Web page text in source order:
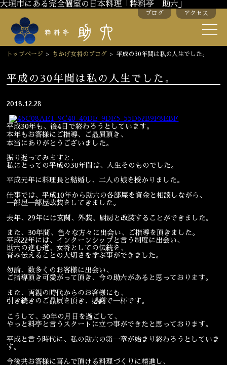
大垣市にある完全個室の日本料理「粋料亭 助六」
ブログ アクセス
トップページ > ちかげ女将のブログ > 平成の30年間は私の人生でした。
平成の30年間は私の人生でした。
2018.12.28
平成30年も、後4日で終わろうとしています。
本年もお客様にご指導、ご贔屓頂き、
本当にありがとうございました。
振り返ってみますと、
私にとっての平成の30年間は、人生そのものでした。
平成元年に料理長と結婚し、二人の娘を授かりました。
仕事では、平成10年から助六の各部屋を資金と相談しながら、
一部屋一部屋改装をしてきました。
去年、29年には玄関、外装、厨房と改装することができました。
また、30年間、色々な方々に出会い、ご指導を頂きました。
平成22年には、インターンシップと言う制度に出会い、
助六の進む道、女将としての伝統を、
育み伝えることの大切さを学ぶ事ができました。
勿論、数多くのお客様に出会い、
ご指導頂き可愛がって頂き、今の助六があると思っております。
また、両親の時代からのお客様にも、
引き続きのご贔屓を頂き、感謝で一杯です。
こうして、30年の月日を過ごして、
やっと料亭と言うスタートに立つ事ができたと思っております。
平成と言う時代に、私の助六の第一章が始まり終わろうとしていま
す。
今後共お客様に喜んで頂ける料理づくりに精進し、
季節のお料理
お飲み物
お部屋のご紹介
宴会 ウェディング